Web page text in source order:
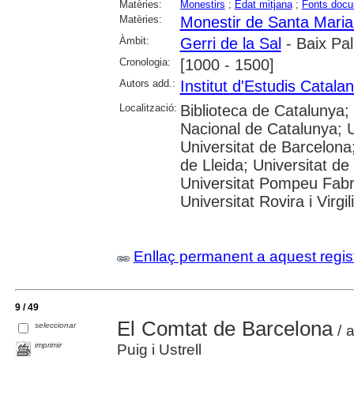
Matèries: Monestirs ; Edat mitjana; Fonts
Matèries:
Monestir de Santa
Àmbit: Gerri de la Sal - Baix
Cronologia: [1000 - 1500]
Autors add.: Institut d'Estudis
Localització: Biblioteca de
Nacional de Catalunya;
Universitat de
de Lleida; Universitat
Universitat Pompeu
Universitat Rovira i
Enllaç permanent a aquest
9 / 49
seleccionar
imprimir
El Comtat de Barcelona/ a
Puig i Ustrell